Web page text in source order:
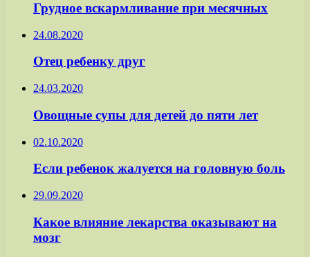
Грудное вскармливание при месячных
24.08.2020
Отец ребенку друг
24.03.2020
Овощные супы для детей до пяти лет
02.10.2020
Если ребенок жалуется на головную боль
29.09.2020
Какое влияние лекарства оказывают на
мозг